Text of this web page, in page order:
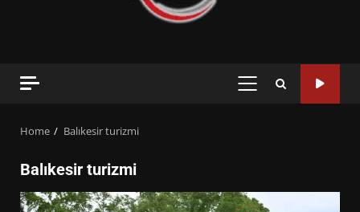
PRIMARY
Home Balıkesir turizmi
Balıkesir turizmi